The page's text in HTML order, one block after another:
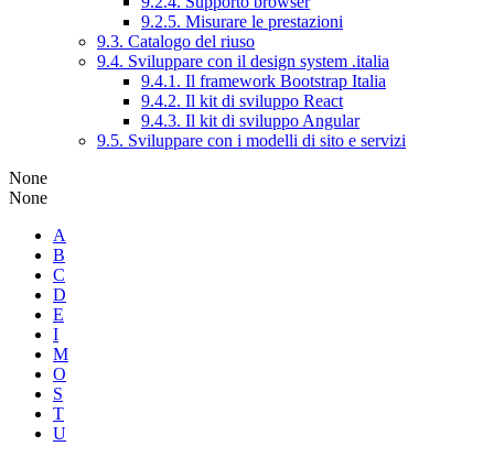
9.2.5. Misurare le prestazioni
9.3. Catalogo del riuso
9.4. Sviluppare con il design system .italia
9.4.1. Il framework Bootstrap Italia
9.4.2. Il kit di sviluppo React
9.4.3. Il kit di sviluppo Angular
9.5. Sviluppare con i modelli di sito e servizi
None
None
A
B
C
D
E
I
M
O
S
T
U